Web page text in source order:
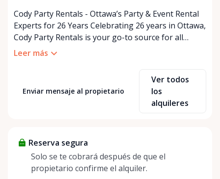
Cody Party Rentals - Ottawa’s Party & Event Rental
Experts for 26 Years Celebrating 26 years in Ottawa,
Cody Party Rentals is your go-to source for all
things party and event rentals. We’re proud to be a
At Cody Party Rentals, we believe in the power of
sharing—giving others the chance to rent out their
items and experience the benefits of renting. It’s
positive impact on the environment. By choosing to
share instead of buy, we’re all doing our part to
make things easier on Mother Nature.
Leer más
Enviar mensaje al propietario
Ver todos
los
alquileres
Reserva segura
Solo se te cobrará después de que el
propietario confirme el alquiler.